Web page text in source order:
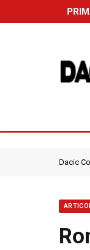
Dacic